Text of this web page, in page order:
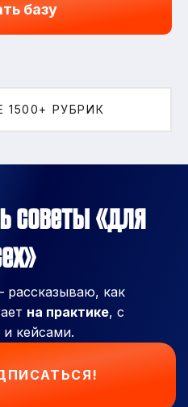
базу
РУБРИК
советы «для
как
на практике, с
кейсами.